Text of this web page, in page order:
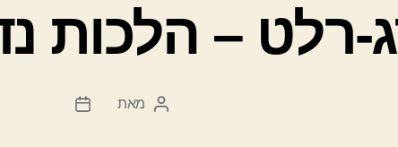
רלט – הלכות
המחבר
מאת
תאריך